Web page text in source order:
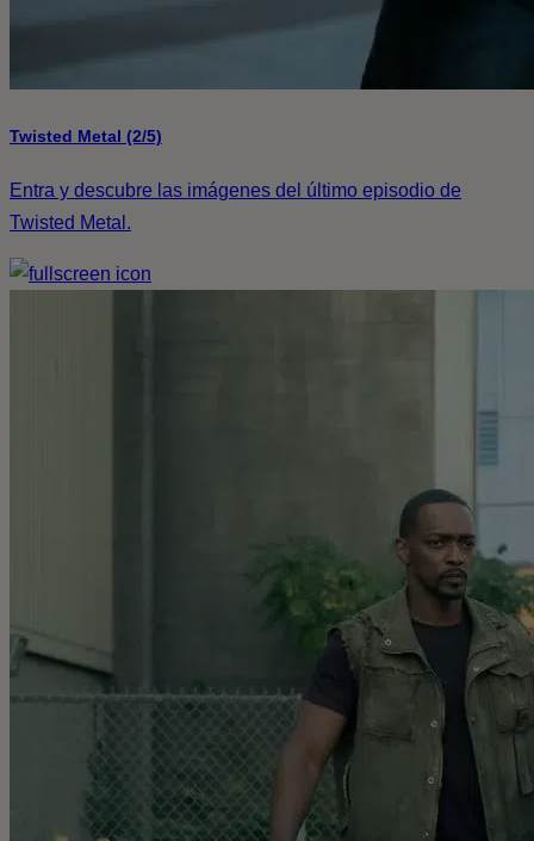
Twisted Metal (2/5)
Entra y descubre las imágenes del último episodio de
Twisted Metal.